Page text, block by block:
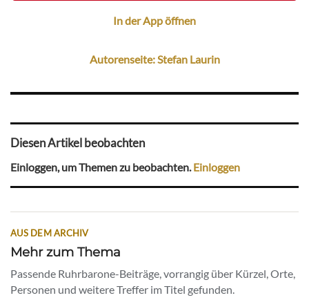
In der App öffnen
Autorenseite: Stefan Laurin
Diesen Artikel beobachten
Einloggen, um Themen zu beobachten.Einloggen
AUS DEM ARCHIV
Mehr zum Thema
Passende Ruhrbarone-Beiträge, vorrangig über Kürzel, Orte,
Personen und weitere Treffer im Titel gefunden.